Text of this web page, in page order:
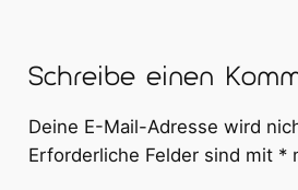
Schreibe einen
Deine E-Mail-Adresse wird
Erforderliche Felder sind mit *